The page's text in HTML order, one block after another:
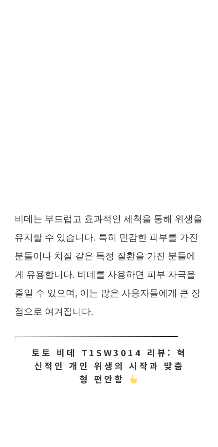
비데는 부드럽고 효과적인 세척을 통해 위생을
유지할 수 있습니다. 특히 민감한 피부를 가진
분들이나 치질 같은 특정 질환을 가진 분들에
게 유용합니다. 비데를 사용하면 피부 자극을
줄일 수 있으며, 이는 많은 사용자들에게 큰 장
점으로 여겨집니다.
토토 비데 T1SW3014 리뷰: 혁
신적인 개인 위생의 시작과 맞춤
형 편안함